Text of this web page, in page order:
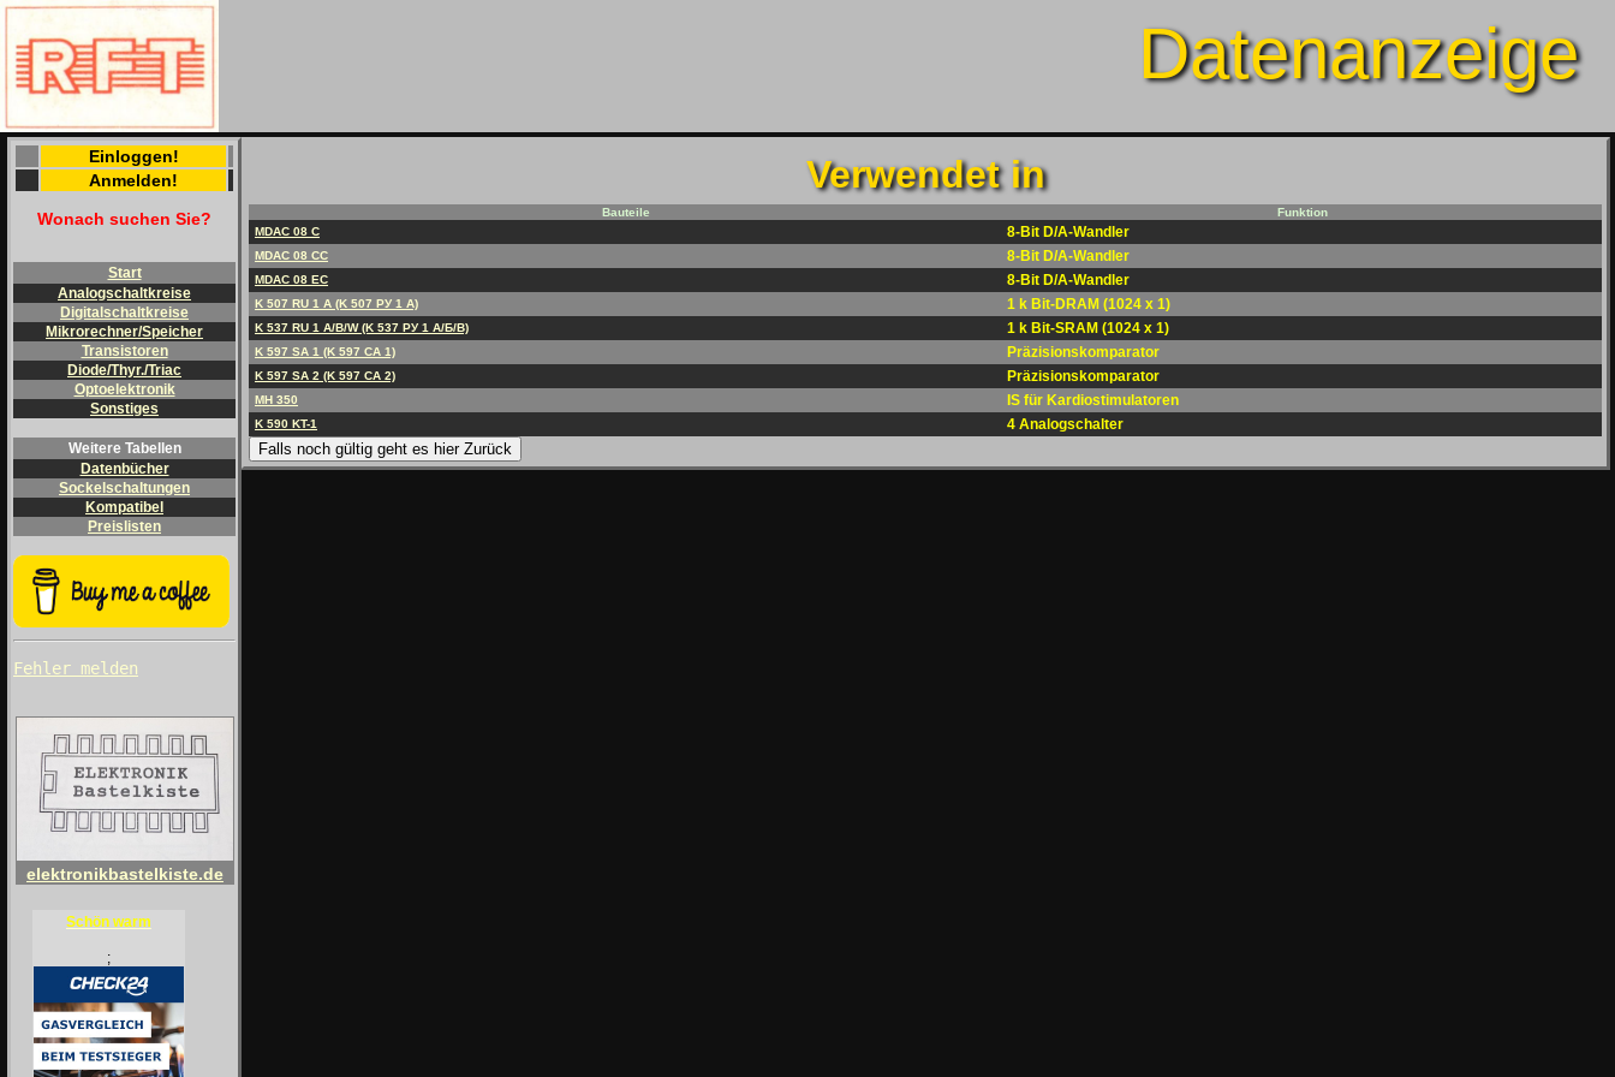
Datenanzeige
Einloggen!
Anmelden!
Wonach suchen Sie?
Start
Analogschaltkreise
Digitalschaltkreise
Mikrorechner/Speicher
Transistoren
Diode/Thyr./Triac
Optoelektronik
Sonstiges
Weitere Tabellen
Datenbücher
Sockelschaltungen
Kompatibel
Preislisten
Fehler melden
elektronikbastelkiste.de
Schön warm
;
Verwendet in
Bauteile
Funktion
MDAC 08 C
8-Bit D/A-Wandler
MDAC 08 CC 8-Bit D/A-Wandler
MDAC 08 EC 8-Bit D/A-Wandler
K 507 RU 1 A (K 507 PУ 1 A) 1 k Bit-DRAM (1024 x 1)
K 537 RU 1 A/B/W (K 537 PУ 1 A/Б/B) 1 k Bit-SRAM (1024 x 1)
K 597 SA 1 (K 597 CA 1) Präzisionskomparator
K 597 SA 2 (K 597 CA 2) Präzisionskomparator
MH 350 IS für Kardiostimulatoren
K 590 KT-1 4 Analogschalter
Falls noch gültig geht es hier Zurück